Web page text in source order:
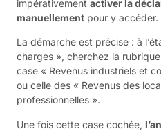
impérativement activer la
manuellement pour y accéder.
La démarche est précise : à
charges », cherchez la
case « Revenus industriels et
ou celle des « Revenus des
professionnelles ».
Une fois cette case cochée,